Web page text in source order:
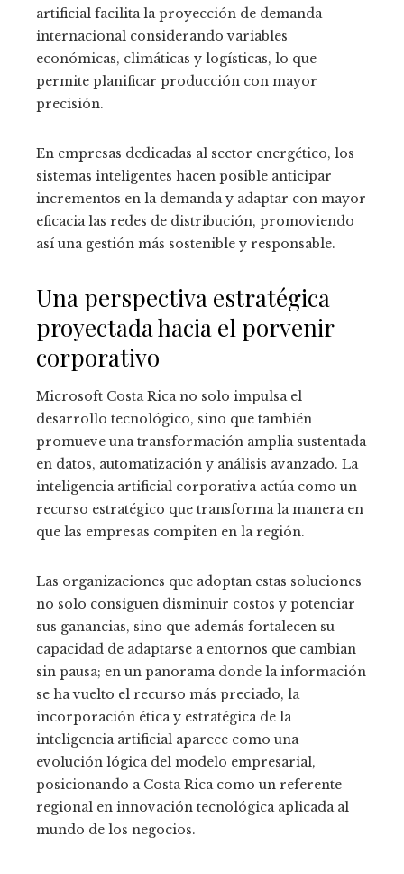
artificial facilita la proyección de demanda
internacional considerando variables
económicas, climáticas y logísticas, lo que
permite planificar producción con mayor
precisión.
En empresas dedicadas al sector energético, los
sistemas inteligentes hacen posible anticipar
incrementos en la demanda y adaptar con mayor
eficacia las redes de distribución, promoviendo
así una gestión más sostenible y responsable.
Una perspectiva estratégica
proyectada hacia el porvenir
corporativo
Microsoft Costa Rica no solo impulsa el
desarrollo tecnológico, sino que también
promueve una transformación amplia sustentada
en datos, automatización y análisis avanzado. La
inteligencia artificial corporativa actúa como un
recurso estratégico que transforma la manera en
que las empresas compiten en la región.
Las organizaciones que adoptan estas soluciones
no solo consiguen disminuir costos y potenciar
sus ganancias, sino que además fortalecen su
capacidad de adaptarse a entornos que cambian
sin pausa; en un panorama donde la información
se ha vuelto el recurso más preciado, la
incorporación ética y estratégica de la
inteligencia artificial aparece como una
evolución lógica del modelo empresarial,
posicionando a Costa Rica como un referente
regional en innovación tecnológica aplicada al
mundo de los negocios.